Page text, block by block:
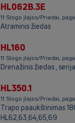
HL062B.3E
11 Stogo įlajos/Priedai,
Atraminis žiedas
HL160
11 Stogo įlajos/Priedai,
Drenažinis žiedas ,
HL350.1
11 Stogo įlajos/Priedai,
Trapo paaukštinimas
HL62,63,64,65,69